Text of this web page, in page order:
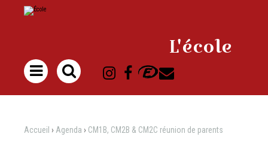
au
contenu.
personnels
L'école

Accueil › Agenda › CM1B, CM2B & CM2C réunion de parents